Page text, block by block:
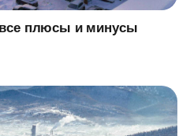
плюсы и минусы